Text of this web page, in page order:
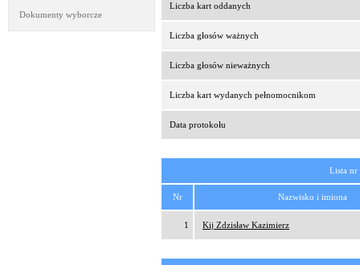
Dokumenty wyborcze
Liczba kart oddanych
Liczba głosów ważnych
Liczba głosów nieważnych
Liczba kart wydanych pełnomocnikom
Data protokołu
Lista
Nr Nazwisko i imiona
1 Kij Zdzisław Kazimierz